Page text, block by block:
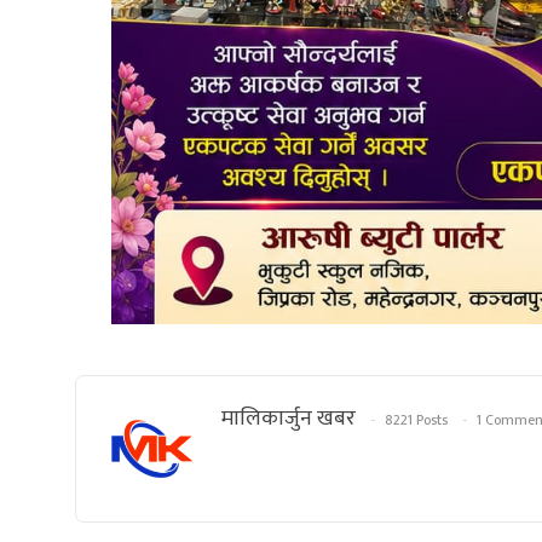
मालिकार्जुन खबर 8221 Posts 1